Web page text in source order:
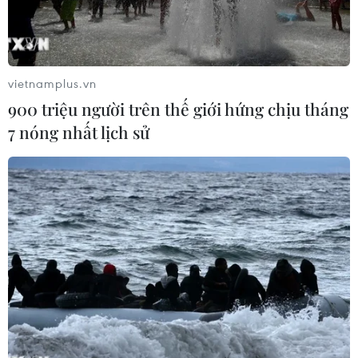
Loài vượn đặc hữu ở Khu Dự trữ Sinh quyển Langbiang.
(Nguồn: Báo ảnh Việt Nam)
Là Khu Dự trữ Sinh quyển thứ 9 được UNESCO
công nhận tại Việt Nam, Khu Dự trữ Sinh
quyển Langbiang thực sự là điểm đến hấp dẫn,
vietnamplus.vn
900 triệu người trên thế giới hứng chịu tháng
7 nóng nhất lịch sử